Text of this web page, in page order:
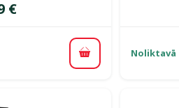
€
Pievienot grozam
Noliktavā